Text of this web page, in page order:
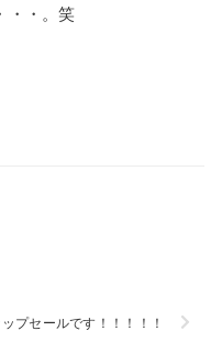
・・。笑
プセールです！！！！！